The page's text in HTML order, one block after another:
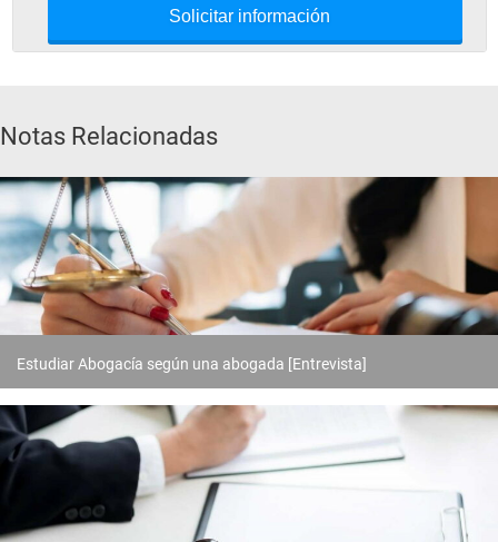
Solicitar información
Notas Relacionadas
Estudiar Abogacía según una abogada [Entrevista]